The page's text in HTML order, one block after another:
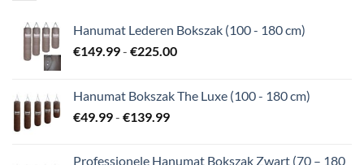
Hanumat Lederen Bokszak (100 - 180 cm)
€149.99- €225.00Prijsklasse:
€225.00
Hanumat Bokszak The Luxe (100 - 180 cm)
€49.99- €139.99Prijsklasse:
Professionele Hanumat Bokszak Zwart (70 – 180